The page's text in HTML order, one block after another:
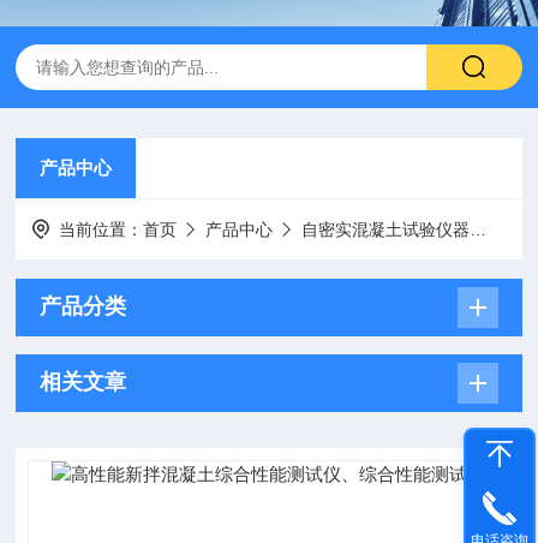
产品中心
当前位置：首页 产品中心 自密实混凝土试验仪器
产品分类
相关文章